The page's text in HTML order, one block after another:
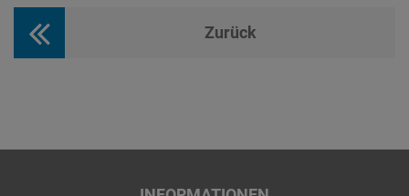
Zurück